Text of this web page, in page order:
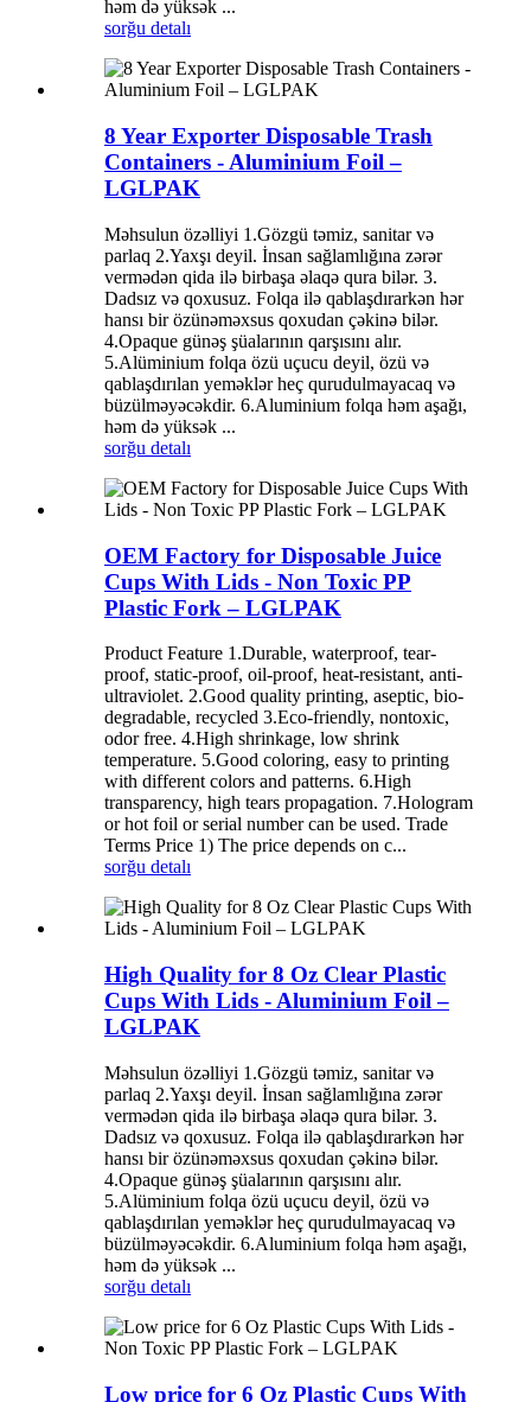
həm də yüksək ...
sorğu detalı
8 Year Exporter Disposable Trash
Containers - Aluminium Foil –
LGLPAK
Məhsulun özəlliyi 1.Gözgü təmiz, sanitar və
parlaq 2.Yaxşı deyil. İnsan sağlamlığına zərər
vermədən qida ilə birbaşa əlaqə qura bilər. 3.
Dadsız və qoxusuz. Folqa ilə qablaşdırarkən hər
hansı bir özünəməxsus qoxudan çəkinə bilər.
4.Opaque günəş şüalarının qarşısını alır.
5.Alüminium folqa özü uçucu deyil, özü və
qablaşdırılan yeməklər heç qurudulmayacaq və
büzülməyəcəkdir. 6.Aluminium folqa həm aşağı,
həm də yüksək ...
sorğu detalı
OEM Factory for Disposable Juice
Cups With Lids - Non Toxic PP
Plastic Fork – LGLPAK
Product Feature 1.Durable, waterproof, tear-
proof, static-proof, oil-proof, heat-resistant, anti-
ultraviolet. 2.Good quality printing, aseptic, bio-
degradable, recycled 3.Eco-friendly, nontoxic,
odor free. 4.High shrinkage, low shrink
temperature. 5.Good coloring, easy to printing
with different colors and patterns. 6.High
transparency, high tears propagation. 7.Hologram
or hot foil or serial number can be used. Trade
Terms Price 1) The price depends on c...
sorğu detalı
High Quality for 8 Oz Clear Plastic
Cups With Lids - Aluminium Foil –
LGLPAK
Məhsulun özəlliyi 1.Gözgü təmiz, sanitar və
parlaq 2.Yaxşı deyil. İnsan sağlamlığına zərər
vermədən qida ilə birbaşa əlaqə qura bilər. 3.
Dadsız və qoxusuz. Folqa ilə qablaşdırarkən hər
hansı bir özünəməxsus qoxudan çəkinə bilər.
4.Opaque günəş şüalarının qarşısını alır.
5.Alüminium folqa özü uçucu deyil, özü və
qablaşdırılan yeməklər heç qurudulmayacaq və
büzülməyəcəkdir. 6.Aluminium folqa həm aşağı,
həm də yüksək ...
sorğu detalı
Low price for 6 Oz Plastic Cups With